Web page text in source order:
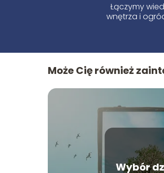
Łączymy
wnętrza i
Może Cię również
Wybór